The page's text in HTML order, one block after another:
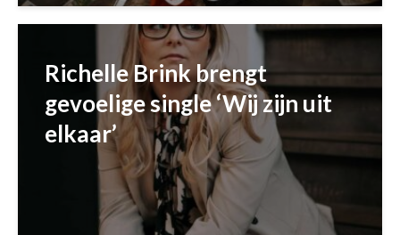
Richelle Brink brengt
gevoelige single ‘Wij zijn uit
elkaar’